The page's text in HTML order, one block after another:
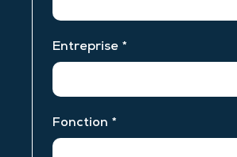
Entreprise *
Fonction *